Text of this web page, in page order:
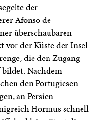
der
Afonso de
überschaubaren
vor der Küste der Insel
die den Zugang
bildet. Nachdem
den Portugiesen
an Persien
Hormus schnell